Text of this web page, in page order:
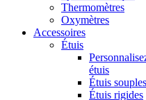
Thermomètres
Oxymètres
Accessoires
Étuis
étuis
Étuis souples
Étuis rigides